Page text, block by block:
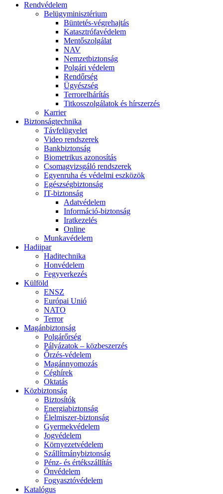
Rendvédelem
Belügyminisztérium
Büntetés-végrehajtás
Katasztrófavédelem
Mentőszolgálat
NAV
Nemzetbiztonság
Polgári védelem
Rendőrség
Ügyészség
Terrorelhárítás
Titkosszolgálatok és hírszerzés
Karrier
Biztonságtechnika
Távfelügyelet
Video rendszerek
Bankbiztonság
Biometrikus azonosítás
Csomagvizsgáló rendszerek
Egyenruha és védelmi eszközök
Egészségbiztonság
IT-biztonság
Adatvédelem
Információ-biztonság
Iratkezelés
Online
Munkavédelem
Hadiipar
Haditechnika
Honvédelem
Fegyverkezés
Külföld
ENSZ
Európai Unió
NATO
Terror
Magánbiztonság
Polgárőrség
Pályázatok – közbeszerzés
Őrzés-védelem
Magánnyomozás
Céghírek
Oktatás
Közbiztonság
Biztosítók
Energiabiztonság
Élelmiszer-biztonság
Gyermekvédelem
Jogvédelem
Környezetvédelem
Szállítmánybiztonság
Pénz- és értékszállítás
Önvédelem
Fogyasztóvédelem
Katalógus